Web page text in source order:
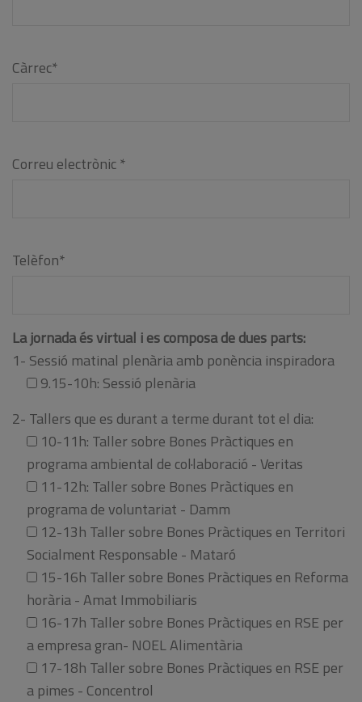
Càrrec*
Correu electrònic *
Telèfon*
La jornada és virtual i es composa de dues parts:
1- Sessió matinal plenària amb ponència inspiradora
9.15-10h: Sessió plenària
2- Tallers que es durant a terme durant tot el dia:
10-11h: Taller sobre Bones Pràctiques en
programa ambiental de col·laboració - Veritas
11-12h: Taller sobre Bones Pràctiques en
programa de voluntariat - Damm
12-13h Taller sobre Bones Pràctiques en Territori
Socialment Responsable - Mataró
15-16h Taller sobre Bones Pràctiques en Reforma
horària - Amat Immobiliaris
16-17h Taller sobre Bones Pràctiques en RSE per
a empresa gran- NOEL Alimentària
17-18h Taller sobre Bones Pràctiques en RSE per
a pimes - Concentrol